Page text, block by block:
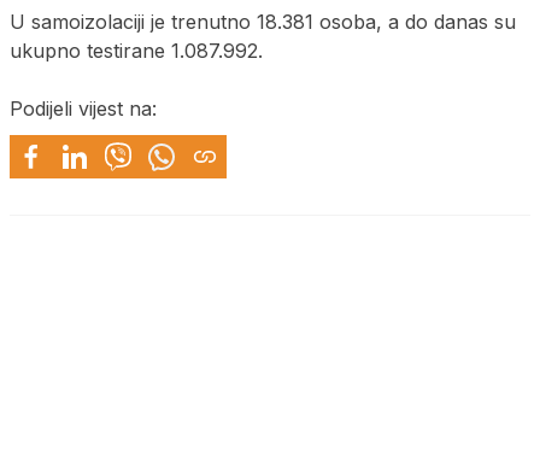
U samoizolaciji je trenutno 18.381 osoba, a do danas su
ukupno testirane 1.087.992.
Podijeli vijest na: